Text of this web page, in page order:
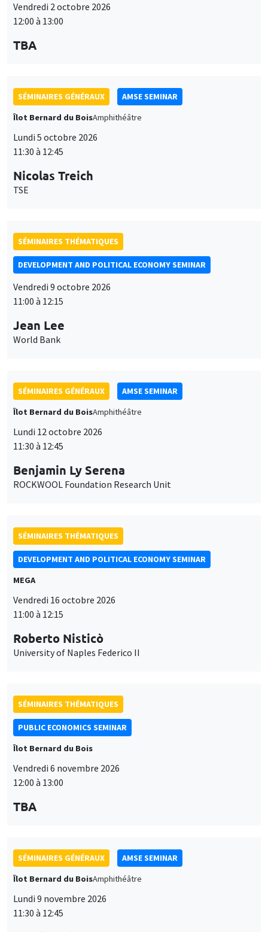
12:00 à 13:00
SÉMINAIRES GÉNÉRAUX
AMSE SEMINAR
Îlot Bernard du BoisAmphithéâtre
11:30 à 12:45
TSE
SÉMINAIRES THÉMATIQUES
DEVELOPMENT AND POLITICAL ECONOMY SEMINAR
Vendredi 9 octobre 2026
11:00 à 12:15
World Bank
SÉMINAIRES GÉNÉRAUX
AMSE SEMINAR
Îlot Bernard du BoisAmphithéâtre
11:30 à 12:45
ROCKWOOL Foundation Research Unit
SÉMINAIRES THÉMATIQUES
DEVELOPMENT AND POLITICAL ECONOMY SEMINAR
MEGA
11:00 à 12:15
University of Naples Federico II
SÉMINAIRES THÉMATIQUES
PUBLIC ECONOMICS SEMINAR
Îlot Bernard du Bois
12:00 à 13:00
SÉMINAIRES GÉNÉRAUX
AMSE SEMINAR
Îlot Bernard du BoisAmphithéâtre
11:30 à 12:45
des
personnelles
et
des
cookies
Ce site utilise des cookies et des services tiers pour garantir son bon
contenus multimédias. Vous êtes libre d’accepter, de refuser ou de
politique de confidentialité.
Personnaliser